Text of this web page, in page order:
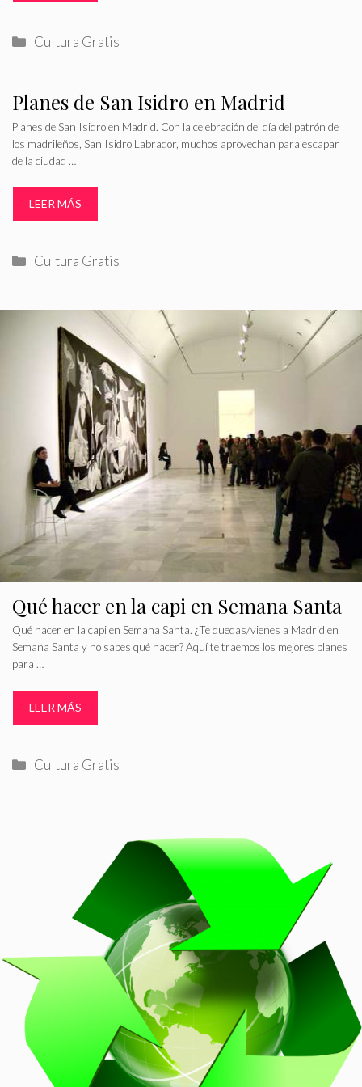
Categorías
Cultura Gratis
Planes de San Isidro en Madrid
Planes de San Isidro en Madrid. Con la celebración del día del patrón de
los madrileños, San Isidro Labrador, muchos aprovechan para escapar
de la ciudad …
LEER MÁS
Categorías
Cultura Gratis
Qué hacer en la capi en Semana Santa
Qué hacer en la capi en Semana Santa. ¿Te quedas/vienes a Madrid en
Semana Santa y no sabes qué hacer? Aquí te traemos los mejores planes
para …
LEER MÁS
Categorías
Cultura Gratis